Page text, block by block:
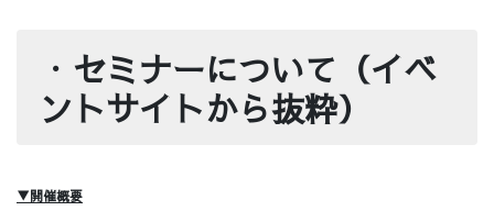
・ セミナーについて（イベ
ントサイトから抜粋）
▼開催概要